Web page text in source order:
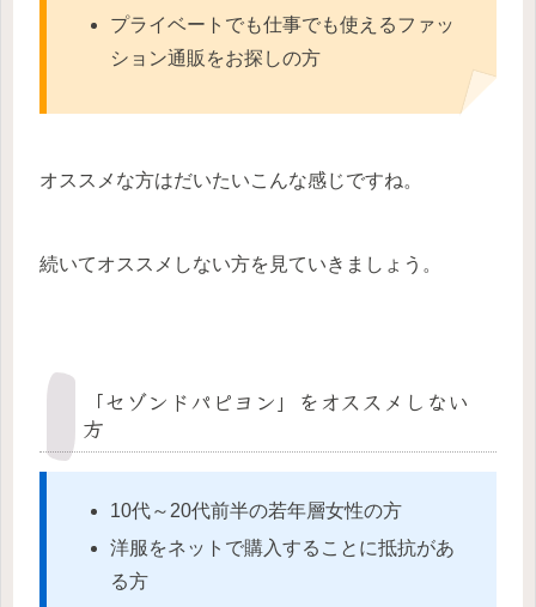
プライベートでも仕事でも使えるファッ
ション通販をお探しの方
オススメな方はだいたいこんな感じですね。
続いてオススメしない方を見ていきましょう。
「セゾンドパピヨン」をオススメしない
方
10代～20代前半の若年層女性の方
洋服をネットで購入することに抵抗があ
る方